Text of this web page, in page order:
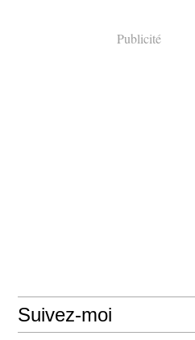
Publicité
Suivez-moi